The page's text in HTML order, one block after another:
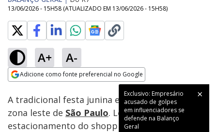
13/06/2026 - 15H58 (ATUALIZADO EM 13/06/2026 - 15H58)
A+ A-
Adicione como fonte preferencial no Google
Exclusivo: Empresário
acusado de golpes
em influenciadores se
defende na Balanço
Geral
Ativar
Loaded:
39.52%
A tradicional festa junina está a todo vapor na
zona leste de São Paulo. Localizada no
estacionamento do shopping na Avenida Dr.